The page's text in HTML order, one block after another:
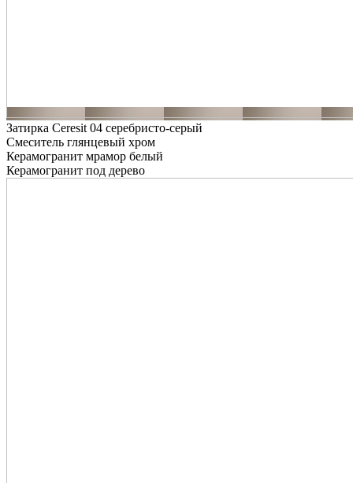
Затирка Ceresit 04 серебристо-серый
Смеситель глянцевый хром
Керамогранит мрамор белый
Керамогранит под дерево